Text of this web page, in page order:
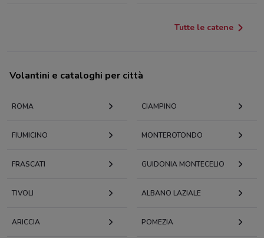
Tutte le catene
Volantini e cataloghi per città
ROMA CIAMPINO
FIUMICINO MONTEROTONDO
FRASCATI GUIDONIA MONTECELIO
TIVOLI ALBANO LAZIALE
ARICCIA POMEZIA